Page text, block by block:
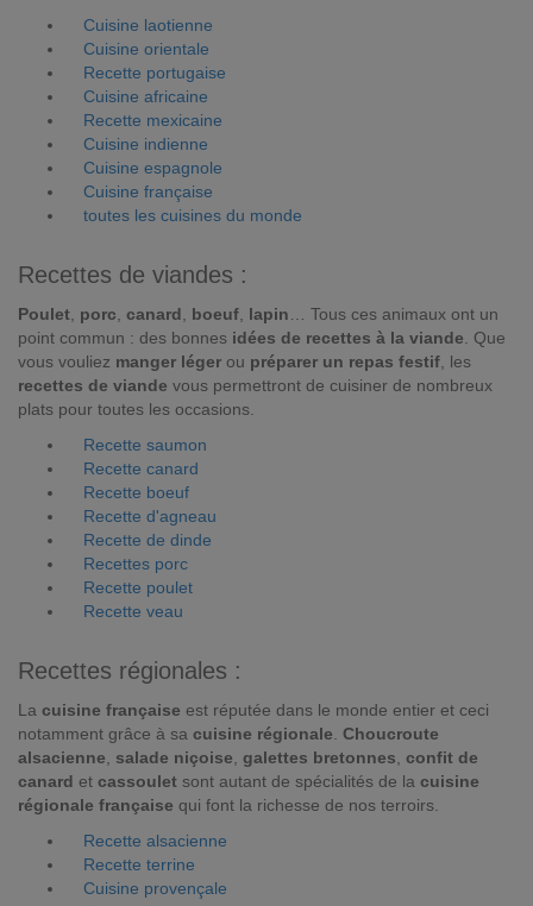
Cuisine laotienne
Cuisine orientale
Recette portugaise
Cuisine africaine
Recette mexicaine
Cuisine indienne
Cuisine espagnole
Cuisine française
toutes les cuisines du monde
Recettes de viandes :
Poulet porc canard boeuf lapin … Tous ces animaux ont un
point commun : des bonnes idées de recettes à la viande . Que
vous vouliez manger léger ou préparer un repas festif , les
recettes de viande vous permettront de cuisiner de nombreux
plats pour toutes les occasions.
Recette saumon
Recette canard
Recette boeuf
Recette d'agneau
Recette de dinde
Recettes porc
Recette poulet
Recette veau
Recettes régionales :
La cuisine française est réputée dans le monde entier et ceci
notamment grâce à sa cuisine régionale Choucroute
alsacienne
salade niçoise galettes bretonnes confit de
canard et cassoulet sont autant de spécialités de la cuisine
régionale française qui font la richesse de nos terroirs.
Recette alsacienne
Recette terrine
Cuisine provençale